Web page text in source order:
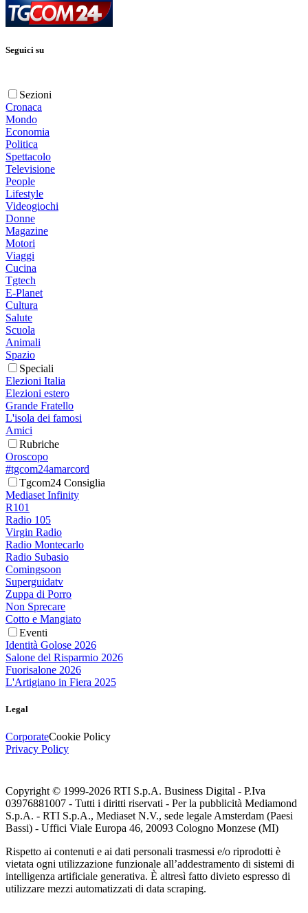
Seguici su
Sezioni
Cronaca
Mondo
Economia
Politica
Spettacolo
Televisione
People
Lifestyle
Videogiochi
Donne
Magazine
Motori
Viaggi
Cucina
Tgtech
E-Planet
Cultura
Salute
Scuola
Animali
Spazio
Speciali
Elezioni Italia
Elezioni estero
Grande Fratello
L'isola dei famosi
Amici
Rubriche
Oroscopo
#tgcom24amarcord
Tgcom24 Consiglia
Mediaset Infinity
R101
Radio 105
Virgin Radio
Radio Montecarlo
Radio Subasio
Comingsoon
Superguidatv
Zuppa di Porro
Non Sprecare
Cotto e Mangiato
Eventi
Identità Golose 2026
Salone del Risparmio 2026
Fuorisalone 2026
L'Artigiano in Fiera 2025
Legal
CorporateCookie Policy
Privacy Policy
Copyright © 1999-2026 RTI S.p.A. Business Digital - P.Iva
03976881007 - Tutti i diritti riservati - Per la pubblicità Mediamond
S.p.A. - RTI S.p.A., Mediaset N.V., sede legale Amsterdam (Paesi
Bassi) - Uffici Viale Europa 46, 20093 Cologno Monzese (MI)
Rispetto ai contenuti e ai dati personali trasmessi e/o riprodotti è
vietata ogni utilizzazione funzionale all’addestramento di sistemi di
intelligenza artificiale generativa. È altresì fatto divieto espresso di
utilizzare mezzi automatizzati di data scraping.